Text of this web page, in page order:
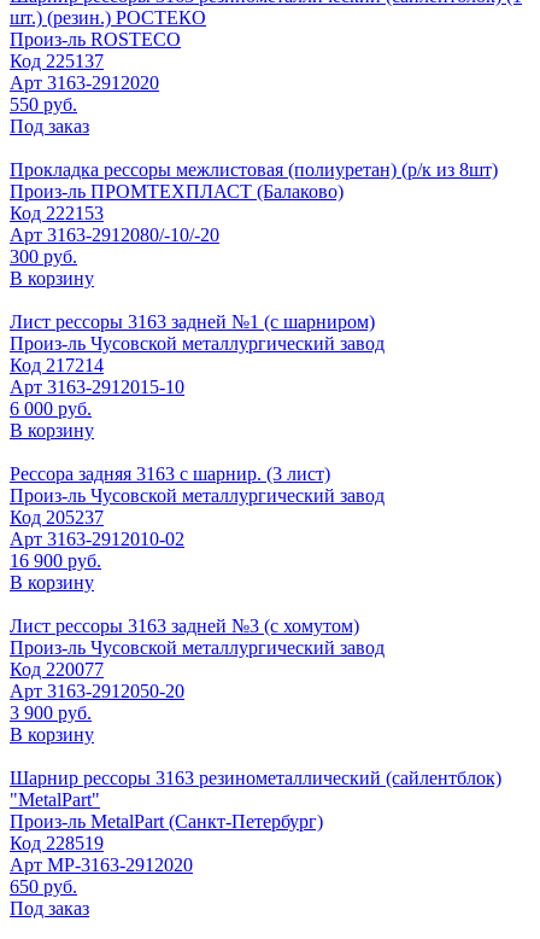
шт.) (резин.) РОСТЕКО
Произ-ль ROSTECO
Код 225137
Арт 3163-2912020
550 руб.
Под заказ
Прокладка рессоры межлистовая (полиуретан) (р/к из 8шт)
Произ-ль ПРОМТЕХПЛАСТ (Балаково)
Код 222153
Арт 3163-2912080/-10/-20
300 руб.
В корзину
Лист рессоры 3163 задней №1 (с шарниром)
Произ-ль Чусовской металлургический завод
Код 217214
Арт 3163-2912015-10
6 000 руб.
В корзину
Рессора задняя 3163 с шарнир. (3 лист)
Произ-ль Чусовской металлургический завод
Код 205237
Арт 3163-2912010-02
16 900 руб.
В корзину
Лист рессоры 3163 задней №3 (с хомутом)
Произ-ль Чусовской металлургический завод
Код 220077
Арт 3163-2912050-20
3 900 руб.
В корзину
Шарнир рессоры 3163 резинометаллический (сайлентблок)
"MetalPart"
Произ-ль MetalPart (Санкт-Петербург)
Код 228519
Арт МР-3163-2912020
650 руб.
Под заказ